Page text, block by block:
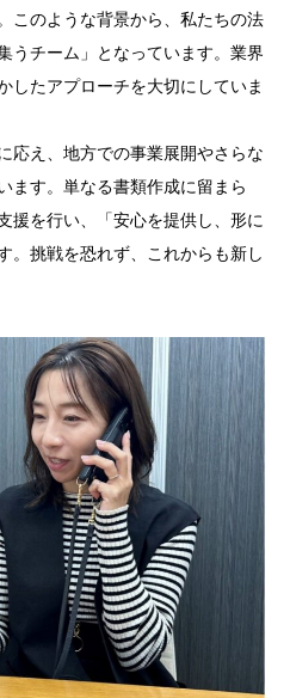
このような背景から、私たちの法
うチーム」となっています。業界
したアプローチを大切にしていま
応え、地方での事業展開やさらな
ます。単なる書類作成に留まら
援を行い、「安心を提供し、形に
。挑戦を恐れず、これからも新し